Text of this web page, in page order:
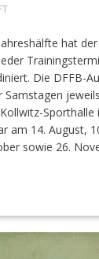
hat
Die DFFB-
Sporthalle
am 14. August,
sowie 26.